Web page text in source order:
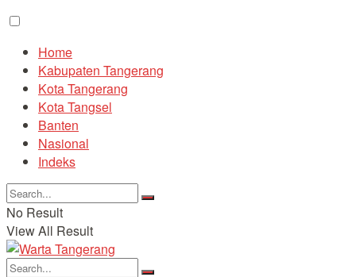
Home
Kabupaten Tangerang
Kota Tangerang
Kota Tangsel
Banten
Nasional
Indeks
No Result
View All Result